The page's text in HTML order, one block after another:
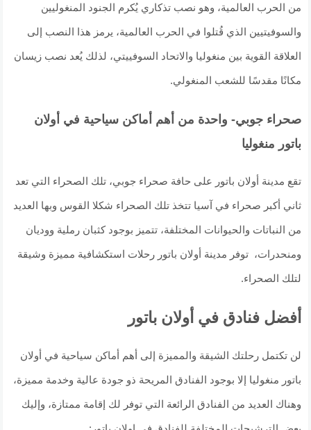
من الحرب العالمية، وهو نصب تذكاري يُكرم الجنود المنغوليين
والسوفيتيين الذي قُتلوا في الحرب العالمية، يرمز هذا النصب إلى
العلاقة القوية بين منغوليا والاتحاد السوفييتي، لذلك يُعد نصب زيسان
مكانًا مقدسًا للشعب المنغولي.
صحراء جوبي- واحدة من أهم أماكن سياحية في أولان
باتور منغوليا
تقع مدينة أولان باتور على حافة صحراء جوبي، تلك الصحراء التي تعد
ثاني أكبر صحراء في آسيا تتخذ تلك الصحراء شكلا القوس وبها العديد
من النباتات والحيوانات المختلفة، تتميز بوجود كثبان رملية ووديان
ومنحدرات، توفر مدينة أولان باتور رحلات استكشافية مميزة وشيقة
لتلك الصحراء.
أفضل فنادق في أولان باتور
لن تكتمل رحلتك الشيقة والمميزة إلى أهم أماكن سياحية في أولان
باتور منغوليا إلا بوجود الفنادق المريحة ذو جودة عالية وخدمة مميزة،
وهناك العديد من الفنادق الرائعة التي توفر لك إقامة ممتازة، وإليك